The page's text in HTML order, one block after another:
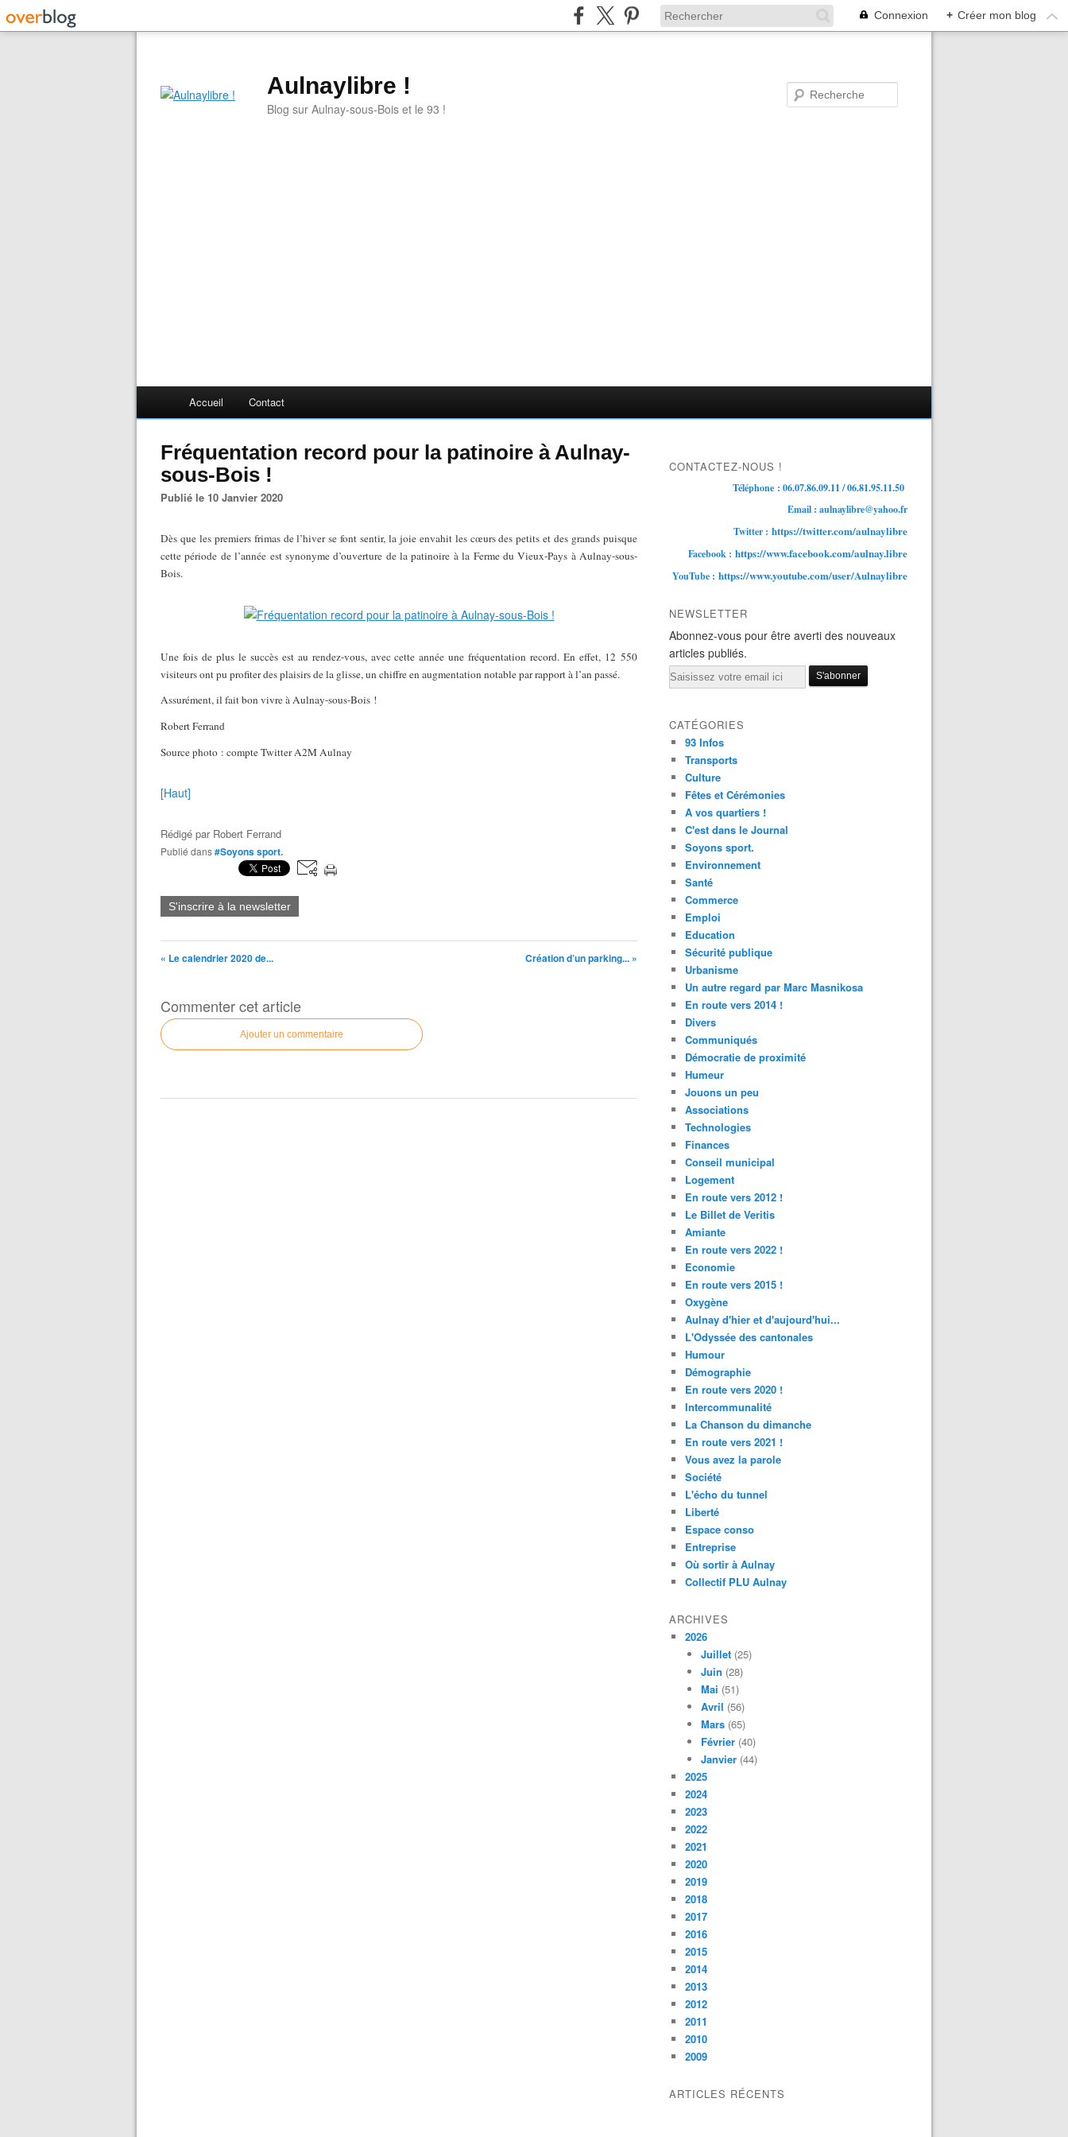
Connexion + Créer mon blog
Aulnaylibre !
Blog sur Aulnay-sous-Bois et le 93 !
Accueil Contact
Fréquentation record pour la patinoire à Aulnay-
sous-Bois !
Publié le 10 Janvier 2020
Dès que les premiers frimas de l’hiver se font sentir, la joie envahit les cœurs des petits et des grands puisque
cette période de l’année est synonyme d’ouverture de la patinoire à la Ferme du Vieux-Pays à Aulnay-sous-
Bois.
Une fois de plus le succès est au rendez-vous, avec cette année une fréquentation record. En effet, 12 550
visiteurs ont pu profiter des plaisirs de la glisse, un chiffre en augmentation notable par rapport à l’an passé.
Assurément, il fait bon vivre à Aulnay-sous-Bois !
Robert Ferrand
Source photo : compte Twitter A2M Aulnay
[Haut]
Rédigé par Robert Ferrand
Publié dans#Soyons sport.
S'inscrire à la newsletter
« Le calendrier 2020 de... Création d’un parking... »
Commenter cet article
Ajouter un commentaire
CONTACTEZ-NOUS !
Téléphone : 06.07.86.09.11 / 06.81.95.11.50
Email : aulnaylibre@yahoo.fr
Twitter : https://twitter.com/aulnaylibre
Facebook : https://www.facebook.com/aulnay.libre
YouTube : https://www.youtube.com/user/Aulnaylibre
NEWSLETTER
Abonnez-vous pour être averti des nouveaux
articles publiés.
Email
CATÉGORIES
93 Infos
Transports
Culture
Fêtes et Cérémonies
A vos quartiers !
C'est dans le Journal
Soyons sport.
Environnement
Santé
Commerce
Emploi
Education
Sécurité publique
Urbanisme
Un autre regard par Marc Masnikosa
En route vers 2014 !
Divers
Communiqués
Démocratie de proximité
Humeur
Jouons un peu
Associations
Technologies
Finances
Conseil municipal
Logement
En route vers 2012 !
Le Billet de Veritis
Amiante
En route vers 2022 !
Economie
En route vers 2015 !
Oxygène
Aulnay d'hier et d'aujourd'hui...
L'Odyssée des cantonales
Humour
Démographie
En route vers 2020 !
Intercommunalité
La Chanson du dimanche
En route vers 2021 !
Vous avez la parole
Société
L'écho du tunnel
Liberté
Espace conso
Entreprise
Où sortir à Aulnay
Collectif PLU Aulnay
ARCHIVES
2026
Juillet (25)
Juin (28)
Mai (51)
Avril (56)
Mars (65)
Février (40)
Janvier (44)
2025
2024
2023
2022
2021
2020
2019
2018
2017
2016
2015
2014
2013
2012
2011
2010
2009
ARTICLES RÉCENTS